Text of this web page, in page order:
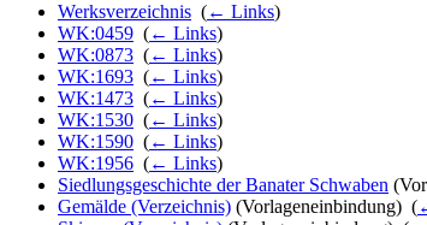
Werksverzeichnis (← Links)
WK:0459 (← Links)
WK:0873 (← Links)
WK:1693 (← Links)
WK:1473 (← Links)
WK:1530 (← Links)
WK:1590 (← Links)
WK:1956 (← Links)
Siedlungsgeschichte der Banater Schwaben
Gemälde (Verzeichnis) (Vorlageneinbindung) ‎ (